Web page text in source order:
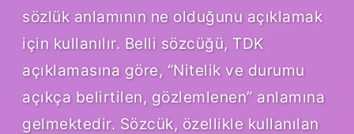
sözlük anlamının ne olduğunu açıklamak
için kullanılır. Belli sözcüğü, TDK
açıklamasına göre, “Nitelik ve durumu
açıkça belirtilen, gözlemlenen” anlamına
gelmektedir. Sözcük, özellikle kullanılan